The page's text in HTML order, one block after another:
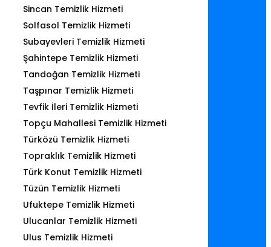
Sincan Temizlik Hizmeti
Solfasol Temizlik Hizmeti
Subayevleri Temizlik Hizmeti
Şahintepe Temizlik Hizmeti
Tandoğan Temizlik Hizmeti
Taşpınar Temizlik Hizmeti
Tevfik İleri Temizlik Hizmeti
Topçu Mahallesi Temizlik Hizmeti
Türközü Temizlik Hizmeti
Topraklık Temizlik Hizmeti
Türk Konut Temizlik Hizmeti
Tüzün Temizlik Hizmeti
Ufuktepe Temizlik Hizmeti
Ulucanlar Temizlik Hizmeti
Ulus Temizlik Hizmeti